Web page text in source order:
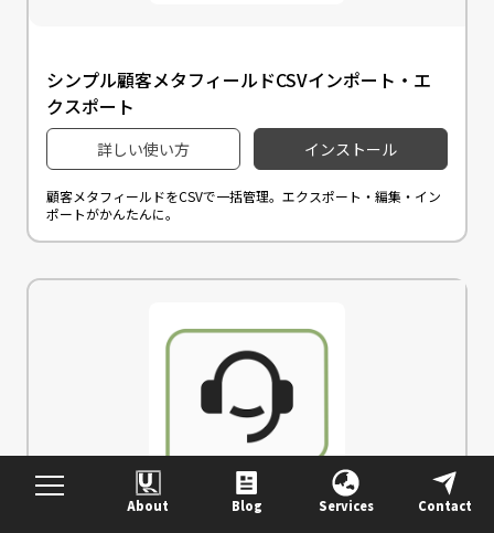
About Blog Services Contact
シンプル顧客メタフィールドCSVインポート・エ
クスポート
詳しい使い方 インストール
顧客メタフィールドをCSVで一括管理。エクスポート・編集・イン
ポートがかんたんに。